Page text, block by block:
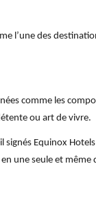
l’une des
comme les
ou art de vivre.
Equinox
une seule et